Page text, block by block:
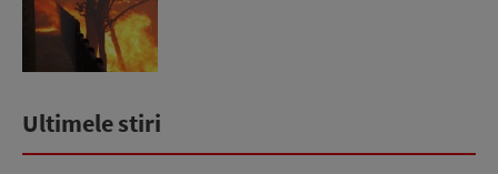
Ultimele stiri